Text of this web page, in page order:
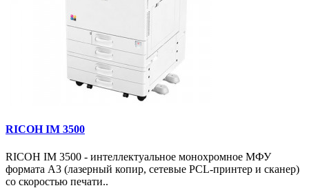
RICOH IM 3500
RICOH IM 3500 - интеллектуальное монохромное МФУ
формата А3 (лазерный копир, сетевые PCL-принтер и сканер)
со скоростью печати..